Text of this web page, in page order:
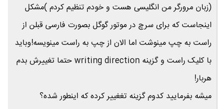
(زبان مرورگر من انگلیسی هست و خودم تنظیم کردم )مشکل
اینجاست که برای سرچ در موتور گوگل بصورت فارسی قبلن از
راست به چپ مینوشت اما الان از چپ به راست مینویسه!وباید
با کلیک راست و گزینه writing direction حتما تغییرش بدم
هربار!
میشه بفرمایید کدوم گزینه تغغییر کرده که اینطور شده؟